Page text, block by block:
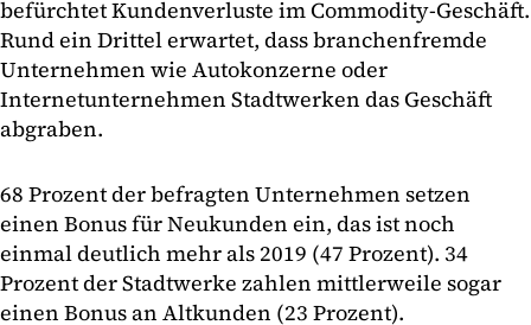
befürchtet Kundenverluste im Commodity-Geschäft.
Rund ein Drittel erwartet, dass branchenfremde
Unternehmen wie Autokonzerne oder
Internetunternehmen Stadtwerken das Geschäft
abgraben.
68 Prozent der befragten Unternehmen setzen
einen Bonus für Neukunden ein, das ist noch
einmal deutlich mehr als 2019 (47 Prozent). 34
Prozent der Stadtwerke zahlen mittlerweile sogar
einen Bonus an Altkunden (23 Prozent).